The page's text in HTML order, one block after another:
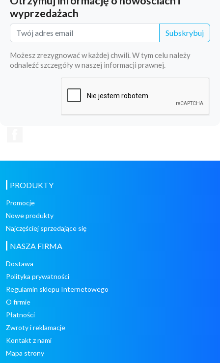
wyprzedażach
Subskrybuj
Możesz zrezygnować w każdej chwili. W tym celu należy
odnaleźć szczegóły w naszej informacji prawnej.
PRODUKTY
Promocje
Nowe produkty
Najczęściej sprzedające się
NASZA FIRMA
Dostawa
Polityka prywatności
Regulamin sklepu Internetowego
O firmie
Płatności
Zwroty i reklamacje
Kontakt z nami
Mapa strony